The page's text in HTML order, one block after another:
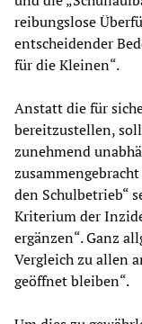
reibungslose
entscheidender
für die Kleinen“.
Anstatt die für
bereitzustellen,
zunehmend
den Schulbetrieb“
Kriterium der
ergänzen“. Ganz
Vergleich zu allen
geöffnet bleiben“.